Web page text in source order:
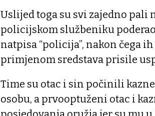
Uslijed toga su svi zajedno pali
policijskom službeniku
natpisa “policija”, nakon čega
primjenom sredstava prisile
Time su otac i sin počinili
osobu, a prvooptuženi otac i